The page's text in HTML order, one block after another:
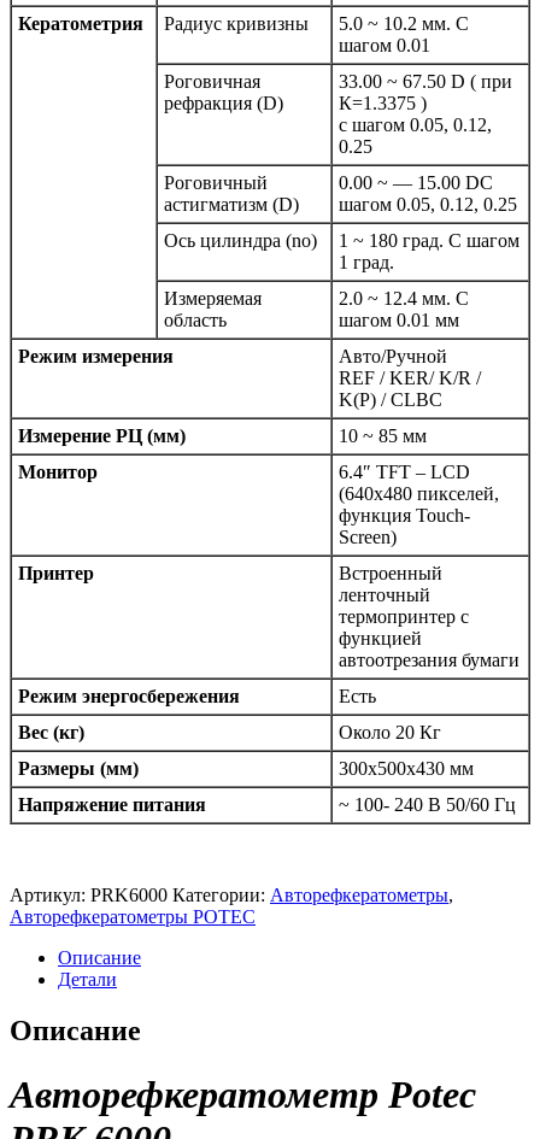
Кератометрия Радиус кривизны
5.0 ~ 10.2 мм. С
шагом 0.01
Роговичная
рефракция (D)
33.00 ~ 67.50 D ( при
К=1.3375 )
с шагом 0.05, 0.12,
0.25
Роговичный
астигматизм (D)
0.00 ~ — 15.00 DС
шагом 0.05, 0.12, 0.25
Ось цилиндра (no)
1 ~ 180 град. С шагом
1 град.
Измеряемая
область
2.0 ~ 12.4 мм. С
шагом 0.01 мм
Режим измерения
Авто/Ручной
REF / KER/ K/R /
K(P) / CLBC
Измерение РЦ (мм)
10 ~ 85 мм
Монитор
6.4″ TFT – LCD
(640х480 пикселей,
функция Touch-
Screen)
Принтер
Встроенный
ленточный
термопринтер с
функцией
автоотрезания бумаги
Режим энергосбережения
Есть
Вес (кг)
Около 20 Кг
Размеры (мм)
300х500х430 мм
Напряжение питания
~ 100- 240 В 50/60 Гц
Артикул: PRK6000 Категории: Авторефкератометры,
Авторефкератометры POTEC
Описание
Детали
Описание
Авторефкератометр Potec